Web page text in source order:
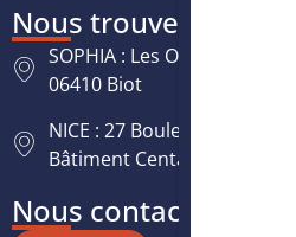
Nous trouver
SOPHIA : Les Oréades, 125
06410 Biot
NICE : 27 Boulevard Paul
Bâtiment Centaure, 06200
Nous contacter